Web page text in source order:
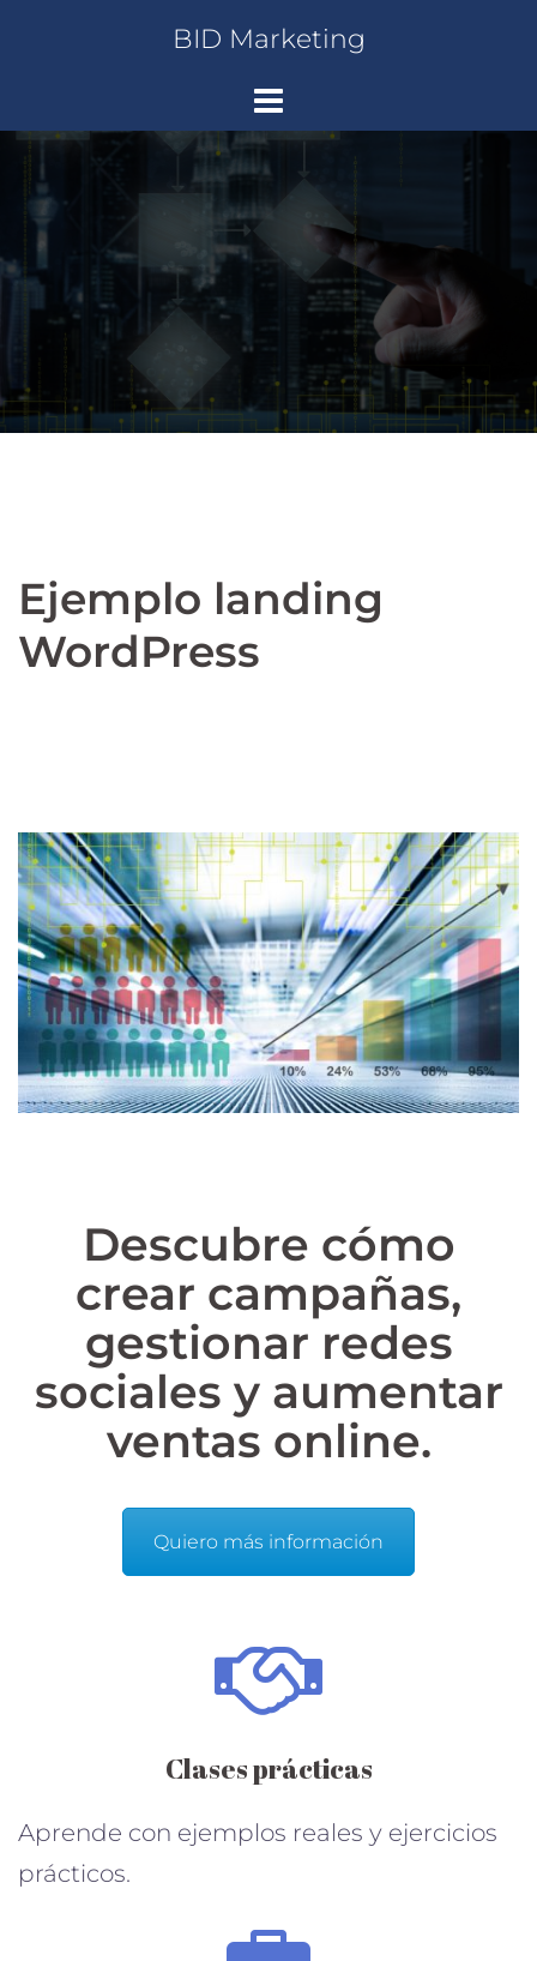
BID Marketing
Ejemplo landing
WordPress
Descubre cómo
crear campañas,
gestionar redes
sociales y aumentar
ventas online.
Quiero más información
Clases prácticas
Aprende con ejemplos reales y ejercicios
prácticos.